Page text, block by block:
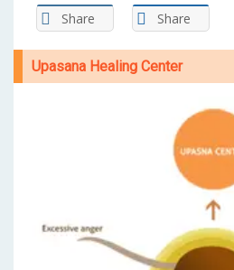
Share Share
Upasana Healing Center